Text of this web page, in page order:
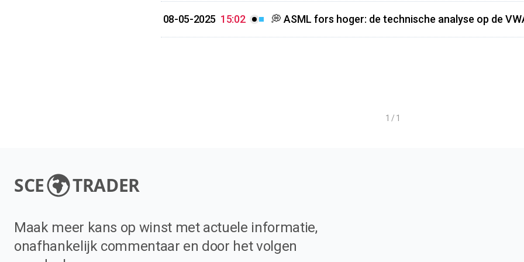
08-05-2025 15:02 💭 ASML fors hoger: de technische analyse op de
1 / 1
SCE TRADER
Maak meer kans op winst met actuele informatie,
onafhankelijk commentaar en door het volgen